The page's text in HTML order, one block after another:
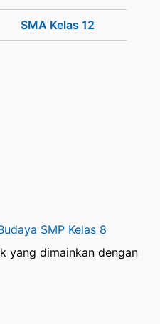
SMA Kelas 12
SMP Kelas 8
yang dimainkan dengan